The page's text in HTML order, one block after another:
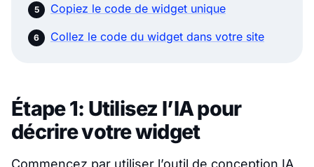
Copiez le code de widget unique
Collez le code du widget dans votre site
Étape 1: Utilisez l’IA pour
décrire votre widget